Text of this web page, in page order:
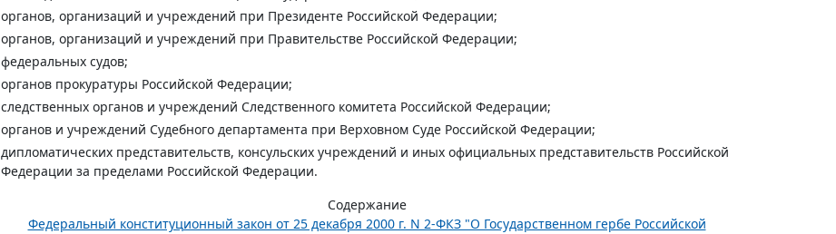
органов, организаций и учреждений при Президенте Российской Федерации;
органов, организаций и учреждений при Правительстве Российской Федерации;
федеральных судов;
органов прокуратуры Российской Федерации;
следственных органов и учреждений Следственного комитета Российской Федерации;
органов и учреждений Судебного департамента при Верховном Суде Российской Федерации;
дипломатических представительств, консульских учреждений и иных официальных представительств Российской
Федерации за пределами Российской Федерации.
Содержание
Федеральный конституционный закон от 25 декабря 2000 г. N 2-ФКЗ "О Государственном гербе Российской